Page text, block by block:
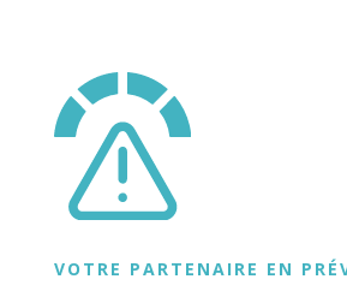
VOTRE PARTENAIRE EN